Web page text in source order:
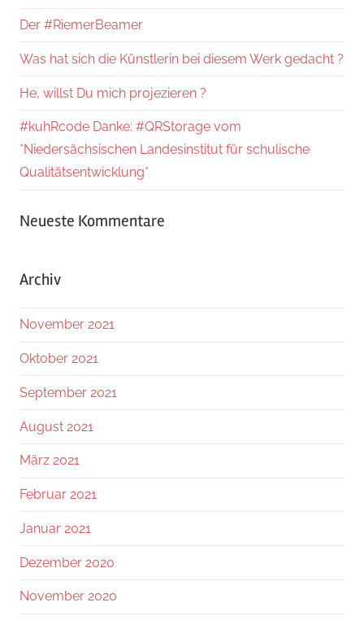
Der #RiemerBeamer
Was hat sich die Künstlerin bei diesem Werk gedacht ?
He, willst Du mich projezieren ?
#kuhRcode Danke: #QRStorage vom
*Niedersächsischen Landesinstitut für schulische
Qualitätsentwicklung*
Neueste Kommentare
Archiv
November 2021
Oktober 2021
September 2021
August 2021
März 2021
Februar 2021
Januar 2021
Dezember 2020
November 2020